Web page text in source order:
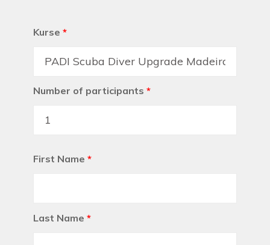
Kurse *
Number of participants *
First Name *
Last Name *